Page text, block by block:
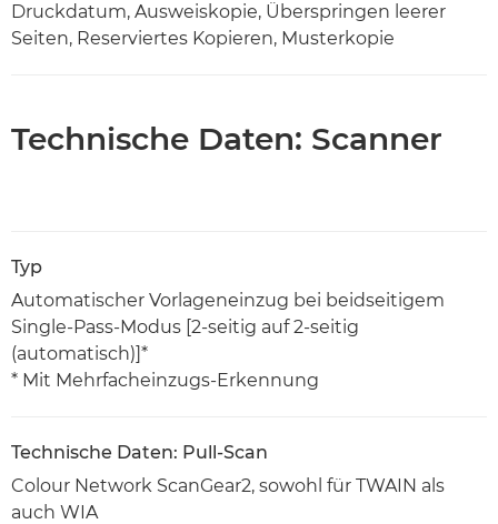
Druckdatum, Ausweiskopie, Überspringen leerer
Seiten, Reserviertes Kopieren, Musterkopie
Technische Daten: Scanner
Typ
Automatischer Vorlageneinzug bei beidseitigem
Single-Pass-Modus [2-seitig auf 2-seitig
(automatisch)]*
* Mit Mehrfacheinzugs-Erkennung
Technische Daten: Pull-Scan
Colour Network ScanGear2, sowohl für TWAIN als
auch WIA